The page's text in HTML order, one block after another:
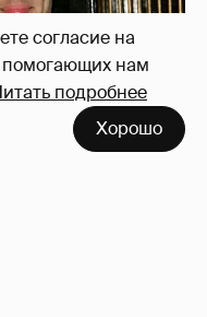
согласие на
помогающих нам
подробнее
Хорошо